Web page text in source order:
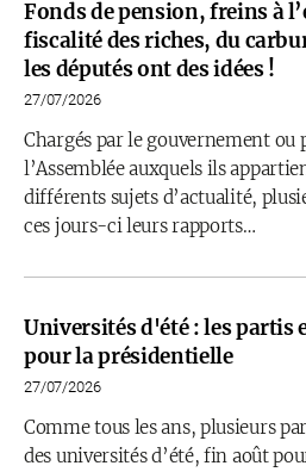
Fonds de pension, freins à
fiscalité des riches, du
les députés ont des idées !
27/07/2026
Chargés par le gouvernement ou
l’Assemblée auxquels ils
différents sujets d’actualité,
ces jours-ci leurs rapports…
Universités d'été : les
pour la présidentielle
27/07/2026
Comme tous les ans, plusieurs
des universités d’été, fin août